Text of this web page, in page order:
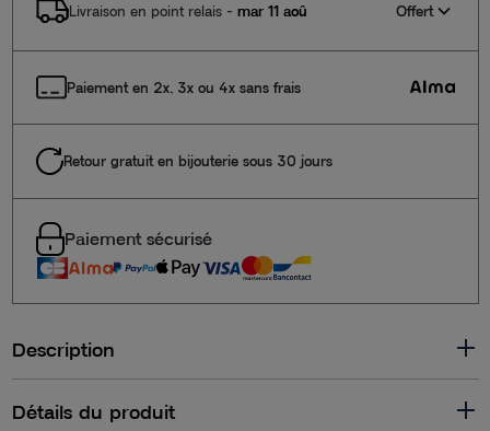
Livraison en point relais- mar 11 aoû Offert
Paiement en 2x, 3x ou 4x sans frais
Retour gratuit en bijouterie sous 30 jours
Paiement sécurisé
Description
Détails du produit